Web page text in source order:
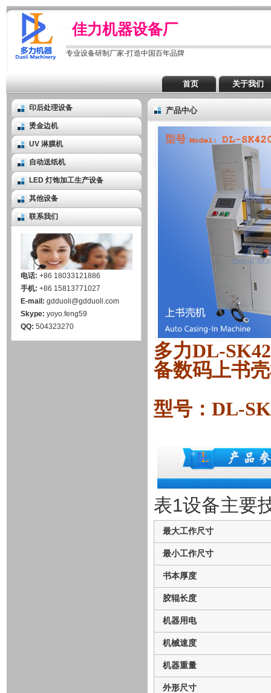
佳力机器设备厂
专业设备研制厂家-打造中国百年品牌
首页 关于我们
印后处理设备
烫金边机
UV 淋膜机
自动送纸机
LED 灯饰加工生产设备
其他设备
联系我们
电话: +86 18033121886
手机: +86 15813771027
E-mail: gdduoli@gdduoli.com
Skype: yoyo.feng59
QQ: 504323270
产品中心
多力DL-
备数码上书
型号：DL-
表1设备主要
最大工作尺寸
最小工作尺寸
书本厚度
胶辊长度
机器用电
机械速度
机器重量
外形尺寸